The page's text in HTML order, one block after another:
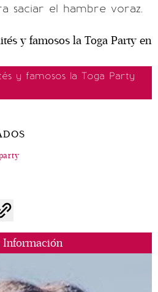
Información
saciar el hambre voraz.
y famosos la Toga Party